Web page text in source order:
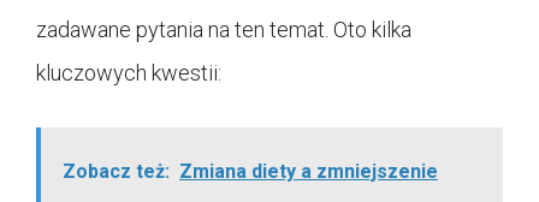
zadawane pytania na ten temat. Oto kilka
kluczowych kwestii:
Zobacz też: Zmiana diety a zmniejszenie